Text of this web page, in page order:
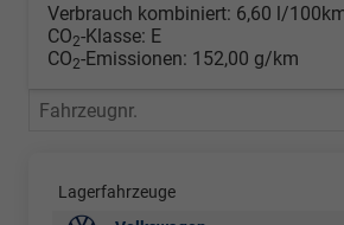
Verbrauch kombiniert: 6,60 l/
CO2-Klasse: E
CO2-Emissionen: 152,00 g/km
Fahrzeugnr.
Lagerfahrzeuge